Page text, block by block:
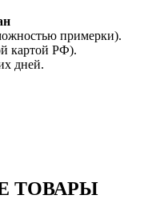
примерки).
картой РФ).
дней.
ТОВАРЫ